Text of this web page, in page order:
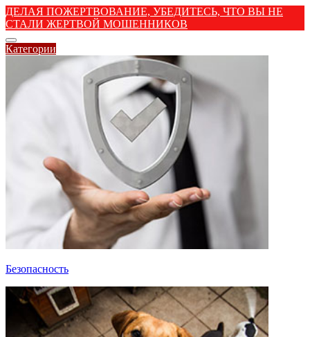
ДЕЛАЯ ПОЖЕРТВОВАНИЕ, УБЕДИТЕСЬ, ЧТО ВЫ НЕ
СТАЛИ ЖЕРТВОЙ МОШЕННИКОВ
Категории
Безопасность